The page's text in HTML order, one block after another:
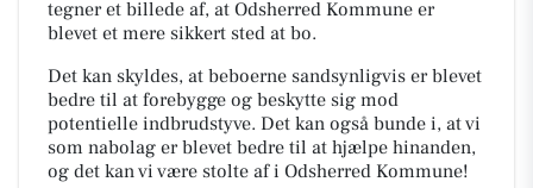
tegner et billede af, at Odsherred Kommune er
blevet et mere sikkert sted at bo.
Det kan skyldes, at beboerne sandsynligvis er blevet
bedre til at forebygge og beskytte sig mod
potentielle indbrudstyve. Det kan også bunde i, at vi
som nabolag er blevet bedre til at hjælpe hinanden,
og det kan vi være stolte af i Odsherred Kommune!